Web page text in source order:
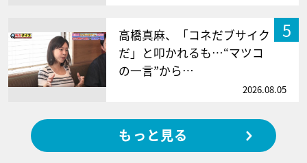
5
高橋真麻、「コネだブサイク
だ」と叩かれるも…“マツコ
の一言”から…
2026.08.05
もっと見る